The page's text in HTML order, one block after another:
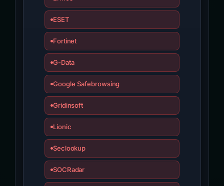
ESET
Fortinet
G-Data
Google Safebrowsing
Gridinsoft
Lionic
Seclookup
SOCRadar